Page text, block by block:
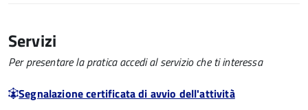
Servizi
Per presentare la pratica accedi al servizio che ti interessa
Segnalazione certificata di avvio dell'attività